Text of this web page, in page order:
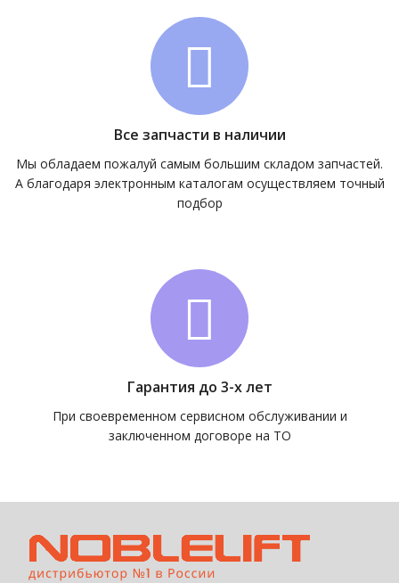
Все запчасти в наличии
Мы обладаем пожалуй самым большим складом запчастей.
А благодаря электронным каталогам осуществляем точный
подбор
Гарантия до 3-х лет
При своевременном сервисном обслуживании и
заключенном договоре на ТО